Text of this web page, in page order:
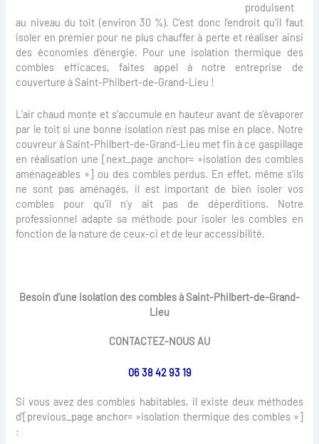
produisent
au niveau du toit (environ 30 %). C’est donc l’endroit qu’il faut
isoler en premier pour ne plus chauffer à perte et réaliser ainsi
des économies d’énergie. Pour une isolation thermique des
combles efficaces, faites appel à notre entreprise de
couverture à Saint-Philbert-de-Grand-Lieu !
L’air chaud monte et s’accumule en hauteur avant de s’évaporer
par le toit si une bonne isolation n’est pas mise en place. Notre
couvreur à Saint-Philbert-de-Grand-Lieu met fin à ce gaspillage
en réalisation une [next_page anchor= »isolation des combles
aménageables »] ou des combles perdus. En effet, même s’ils
ne sont pas aménagés, il est important de bien isoler vos
combles pour qu’il n’y ait pas de déperditions. Notre
professionnel adapte sa méthode pour isoler les combles en
fonction de la nature de ceux-ci et de leur accessibilité.
Besoin d’une isolation des combles à Saint-Philbert-de-Grand-
Lieu
CONTACTEZ-NOUS AU
06 38 42 93 19
Si vous avez des combles habitables, il existe deux méthodes
d'[previous_page anchor= »isolation thermique des combles »]
: